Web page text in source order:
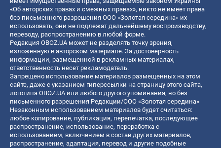
«Об авторских правах и смежных правах», никто не имеет права
без письменного разрешения ООО «Золотая середина» их
использовать, они не подлежат дальнейшему воспроизводству,
переводу, распространению в любой форме.
Редакция OBOZ.UA может не разделять точку зрения,
изложенную в авторском материале. За достоверность
информации, размещенной в рекламных материалах,
ответственность несет рекламодатель.
Запрещено использование материалов размещенных на этом
сайте, даже с указанием гиперссылки на страницу этого сайта,
логотипа OBOZ.UA или любого другого упоминания, но без
письменного разрешения Редакции/ООО «Золотая середина»
Незаконным использованием материалов будет считаться:
любое копирование, публикация, перепечатка, последующее
распространение, использование, переработка с
использованием, включением в состав других материалов,
распространение, адаптация, перевод и другие подобные